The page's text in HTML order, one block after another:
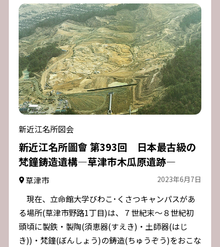
新近江名所図会
新近江名所圖會 第393回 日本最古級の
梵鐘鋳造遺構―草津市木瓜原遺跡―
草津市 2023年6月7日
現在、立命館大学びわこ･くさつキャンパスがあ
る場所(草津市野路1丁目)は、７世紀末～８世紀初
頭頃に製鉄・製陶(須恵器(すえき)・土師器(はじ
き))・梵鐘(ぼんしょう)の鋳造(ちゅうぞう)をおこな